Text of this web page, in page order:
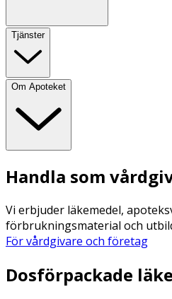
Tjänster
Om Apoteket
Handla som
Vi erbjuder läkemedel,
förbrukningsmaterial och
För vårdgivare och företag
Dosförpackade